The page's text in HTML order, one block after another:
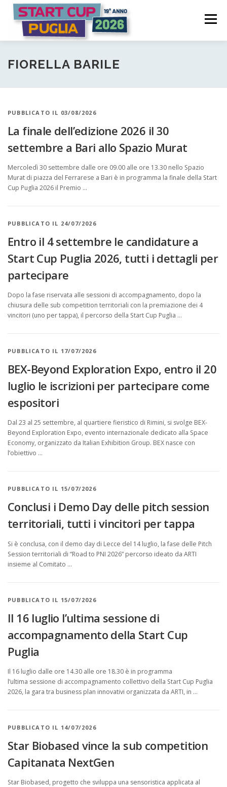
Passa
contenuto
a
t
u
Menù
COME FUNZIONA PARTECIPA
LOGIN CANDIDATURA
FIORELLA BARILE
PUBBLICATO IL 03/08/2026
La finale dell’edizione 2026 il 30
settembre a Bari allo Spazio Murat
Mercoledì 30 settembre dalle ore 09.00 alle ore 13.30 nello Spazio
Murat di piazza del Ferrarese a Bari è in programma la finale della Start
Cup Puglia 2026 il Premio …
PUBBLICATO IL 24/07/2026
Entro il 4 settembre le candidature a
Start Cup Puglia 2026, tutti i dettagli per
partecipare
Dopo la fase riservata alle sessioni di accompagnamento, dopo la
chiusura delle sub competition territoriali con la premiazione dei 4
vincitori (uno per tappa), il percorso della Start Cup Puglia …
PUBBLICATO IL 17/07/2026
BEX-Beyond Exploration Expo, entro il 20
luglio le iscrizioni per partecipare come
espositori
Dal 23 al 25 settembre, al quartiere fieristico di Rimini, si svolge BEX-
Beyond Exploration Expo, evento internazionale dedicato alla Space
Economy, organizzato da Italian Exhibition Group. BEX nasce con
l’obiettivo …
PUBBLICATO IL 15/07/2026
Conclusi i Demo Day delle pitch session
territoriali, tutti i vincitori per tappa
Si è conclusa, con il demo day di Lecce del 14 luglio, la fase delle Pitch
Session territoriali di “Road to PNI 2026” percorso ideato da ARTI
insieme al Comitato …
PUBBLICATO IL 15/07/2026
Il 16 luglio l’ultima sessione di
accompagnamento della Start Cup
Puglia
Il 16 luglio dalle ore 14.30 alle ore 18.30 è in programma
l’ultima sessione di accompagnamento collettivo della Start Cup Puglia
2026, la gara tra business plan innovativi organizzata da ARTI, in …
PUBBLICATO IL 14/07/2026
Star Biobased vince la sub competition
Capitanata NextGen
Star Biobased, progetto che sviluppa una sensoristica applicata al